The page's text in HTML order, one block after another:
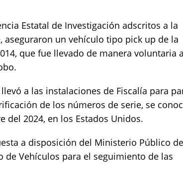
Estatal de Investigación adscritos a la
aseguraron un vehículo tipo pick up de la
que fue llevado de manera voluntaria a
a las instalaciones de Fiscalía para
de los números de serie, se
del 2024, en los Estados Unidos.
a disposición del Ministerio Público de
de Vehículos para el seguimiento de las